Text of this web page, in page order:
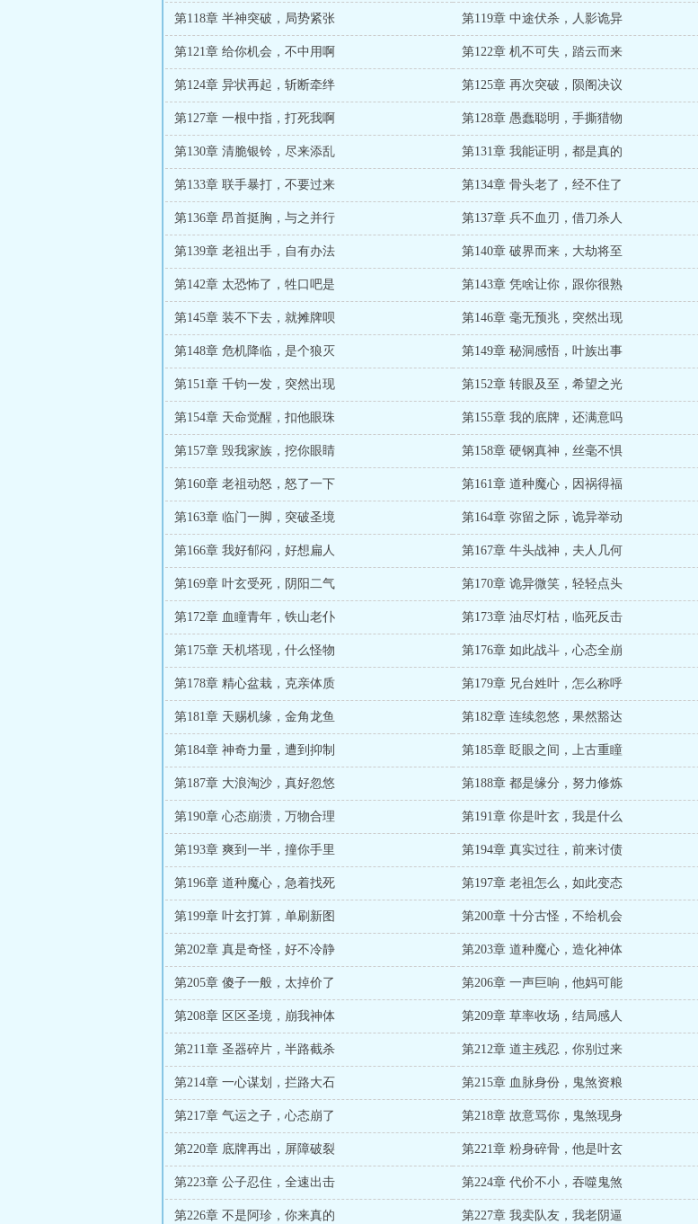
第118章 半神突破，局势紧张 第119章 中途伏杀，人影诡异
第121章 给你机会，不中用啊 第122章 机不可失，踏云而来
第124章 异状再起，斩断牵绊 第125章 再次突破，陨阁决议
第127章 一根中指，打死我啊 第128章 愚蠢聪明，手撕猎物
第130章 清脆银铃，尽来添乱 第131章 我能证明，都是真的
第133章 联手暴打，不要过来 第134章 骨头老了，经不住了
第136章 昂首挺胸，与之并行 第137章 兵不血刃，借刀杀人
第139章 老祖出手，自有办法 第140章 破界而来，大劫将至
第142章 太恐怖了，牲口吧是 第143章 凭啥让你，跟你很熟
第145章 装不下去，就摊牌呗 第146章 毫无预兆，突然出现
第148章 危机降临，是个狼灭 第149章 秘洞感悟，叶族出事
第151章 千钧一发，突然出现 第152章 转眼及至，希望之光
第154章 天命觉醒，扣他眼珠 第155章 我的底牌，还满意吗
第157章 毁我家族，挖你眼睛 第158章 硬钢真神，丝毫不惧
第160章 老祖动怒，怒了一下 第161章 道种魔心，因祸得福
第163章 临门一脚，突破圣境 第164章 弥留之际，诡异举动
第166章 我好郁闷，好想扁人 第167章 牛头战神，夫人几何
第169章 叶玄受死，阴阳二气 第170章 诡异微笑，轻轻点头
第172章 血瞳青年，铁山老仆 第173章 油尽灯枯，临死反击
第175章 天机塔现，什么怪物 第176章 如此战斗，心态全崩
第178章 精心盆栽，克亲体质 第179章 兄台姓叶，怎么称呼
第181章 天赐机缘，金角龙鱼 第182章 连续忽悠，果然豁达
第184章 神奇力量，遭到抑制 第185章 眨眼之间，上古重瞳
第187章 大浪淘沙，真好忽悠 第188章 都是缘分，努力修炼
第190章 心态崩溃，万物合理 第191章 你是叶玄，我是什么
第193章 爽到一半，撞你手里 第194章 真实过往，前来讨债
第196章 道种魔心，急着找死 第197章 老祖怎么，如此变态
第199章 叶玄打算，单刷新图 第200章 十分古怪，不给机会
第202章 真是奇怪，好不冷静 第203章 道种魔心，造化神体
第205章 傻子一般，太掉价了 第206章 一声巨响，他妈可能
第208章 区区圣境，崩我神体 第209章 草率收场，结局感人
第211章 圣器碎片，半路截杀 第212章 道主残忍，你别过来
第214章 一心谋划，拦路大石 第215章 血脉身份，鬼煞资粮
第217章 气运之子，心态崩了 第218章 故意骂你，鬼煞现身
第220章 底牌再出，屏障破裂 第221章 粉身碎骨，他是叶玄
第223章 公子忍住，全速出击 第224章 代价不小，吞噬鬼煞
第226章 不是阿珍，你来真的 第227章 我卖队友，我老阴逼